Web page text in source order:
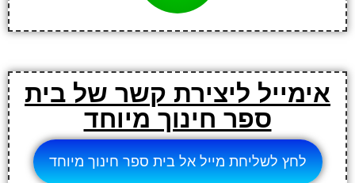
אימייל ליצירת קשר של בית
ספר חינוך מיוחד
לחץ לשליחת מייל אל בית ספר חינוך מיוחד